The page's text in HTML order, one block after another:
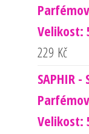
Velikost:
229 Kč
SAPHIR
Velikost: